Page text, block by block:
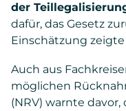
der
dafür, das Gesetz
Einschätzung
Auch aus
möglichen
(NRV) warnte davor,